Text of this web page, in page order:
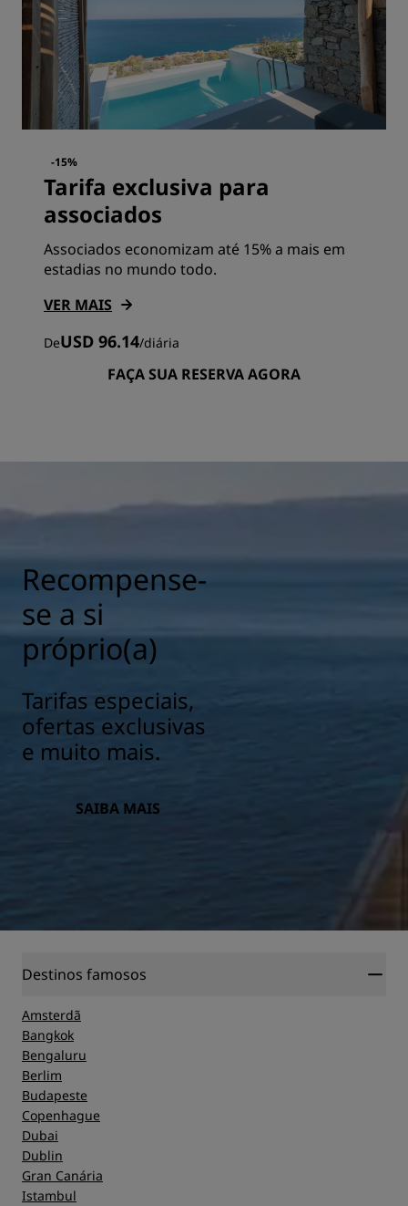
-15%
Tarifa exclusiva para
associados
Associados economizam até 15% a mais em
estadias no mundo todo.
VER MAIS
DeUSD 96.14/diária
FAÇA SUA RESERVA AGORA
Recompense-
se a si
próprio(a)
Tarifas especiais,
ofertas exclusivas
e muito mais.
SAIBA MAIS
Destinos famosos
Amsterdã
Bangkok
Bengaluru
Berlim
Budapeste
Copenhague
Dubai
Dublin
Gran Canária
Istambul